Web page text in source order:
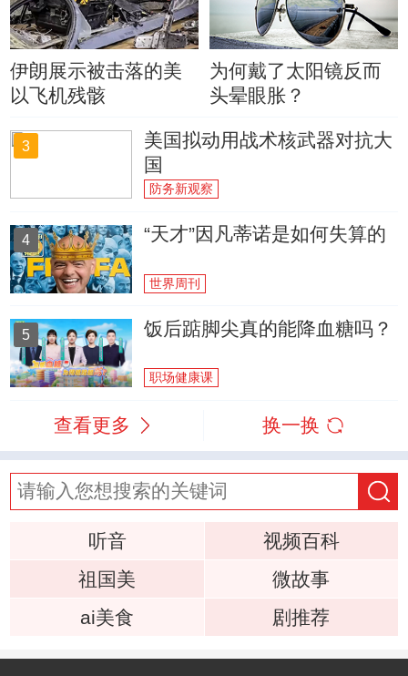
伊朗展示被击落的美
以飞机残骸
为何戴了太阳镜反而
头晕眼胀？
3
美国拟动用战术核武器对抗大
国
防务新观察
4 “天才”因凡蒂诺是如何失算的
世界周刊
5 饭后踮脚尖真的能降血糖吗？
职场健康课
查看更多 换一换
听音
视频百科
祖国美
微故事
ai美食
剧推荐